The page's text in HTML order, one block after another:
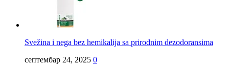
Svežina i nega bez hemikalija sa prirodnim dezodoransima
септембар 24, 2025 0